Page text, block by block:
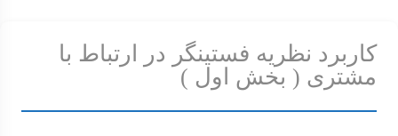
کاربرد نظریه فستینگر در ارتباط با
مشتری ( بخش اول )